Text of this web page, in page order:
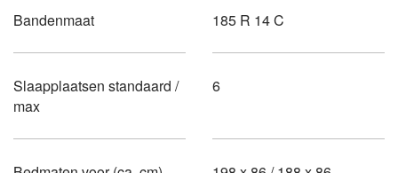
Bandenmaat 185 R 14 C
Slaapplaatsen standaard /
max
6